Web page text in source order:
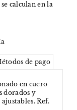
se calculan en la
de pago
en cuero
dorados y
Ref.